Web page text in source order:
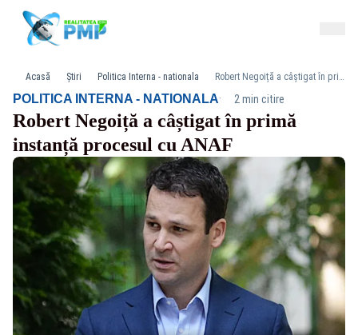
Acasă Știri Politica Interna - nationala Robert Negoiță a câștigat în primă instanță procesul cu ANAF
POLITICA INTERNA - NATIONALA· 2 min citire
Robert Negoiță a câștigat în primă
instanță procesul cu ANAF